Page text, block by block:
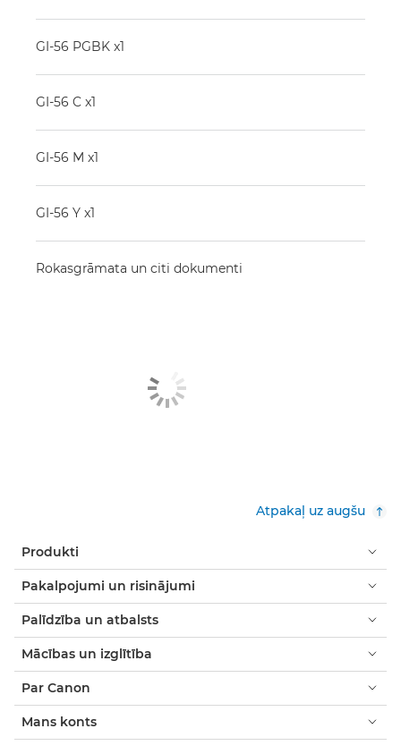
GI-56 PGBK x1
GI-56 C x1
GI-56 M x1
GI-56 Y x1
Rokasgrāmata un citi dokumenti
Atpakaļ uz augšu
Produkti
Pakalpojumi un risinājumi
Palīdzība un atbalsts
Mācības un izglītība
Par Canon
Mans konts